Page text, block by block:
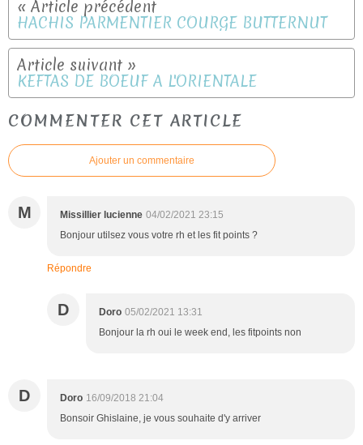
HACHIS PARMENTIER COURGE BUTTERNUT
KEFTAS DE BOEUF A L'ORIENTALE
COMMENTER CET ARTICLE
Ajouter un commentaire
M Missillier lucienne 04/02/2021 23:15
Bonjour utilsez vous votre rh et les fit points ?
Répondre
D Doro 05/02/2021 13:31
Bonjour la rh oui le week end, les fitpoints non
D Doro 16/09/2018 21:04
Bonsoir Ghislaine, je vous souhaite d'y arriver